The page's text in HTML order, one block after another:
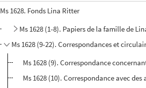
Ms 1628. Fonds Lina Ritter
Ms 1628 (1-8). Papiers de la famille de
Ms 1628 (9-22). Correspondances et
Ms 1628 (9). Correspondance
Ms 1628 (10). Correspondance avec